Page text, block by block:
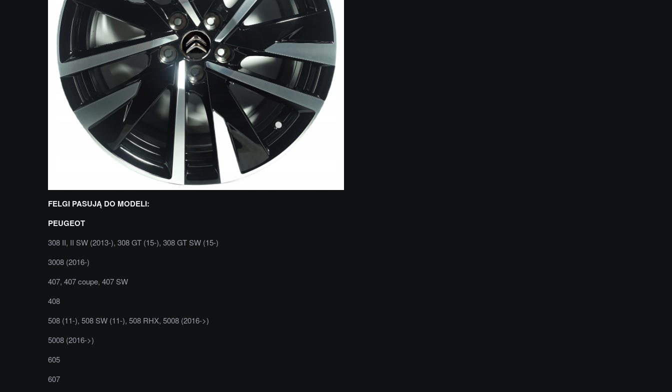
FELGI PASUJĄ DO MODELI:
PEUGEOT
308 II, II SW (2013-), 308 GT (15-), 308 GT SW (15-)
3008 (2016-)
407, 407 coupe, 407 SW
408
508 (11-), 508 SW (11-), 508 RHX, 5008 (2016->)
5008 (2016->)
605
607